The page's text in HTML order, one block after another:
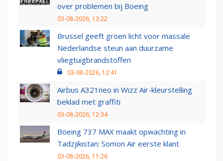
over problemen bij Boeing
03-08-2026, 13:22
Brussel geeft groen licht voor massale
Nederlandse steun aan duurzame
vliegtuigbrandstoffen
03-08-2026, 12:41
Airbus A321neo in Wizz Air-kleurstelling
beklad met graffiti
03-08-2026, 12:34
Boeing 737 MAX maakt opwachting in
Tadzjikistan: Somon Air eerste klant
03-08-2026, 11:26